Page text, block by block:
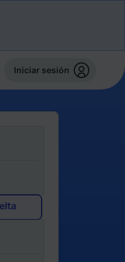
Iniciar sesión